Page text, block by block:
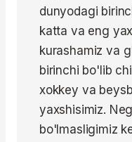
dunyodagi
katta va eng
kurashamiz va
birinchi bo'lib
xokkey va
yaxshisimiz.
bo'lmasligimiz